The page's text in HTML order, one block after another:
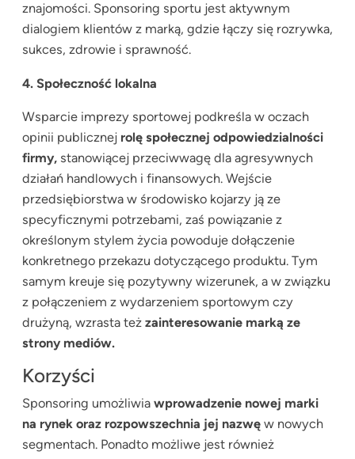
znajomości. Sponsoring sportu jest aktywnym
dialogiem klientów z marką, gdzie łączy się rozrywka,
sukces, zdrowie i sprawność.
4. Społeczność lokalna
Wsparcie imprezy sportowej podkreśla w oczach
opinii publicznej rolę społecznej odpowiedzialności
firmy, stanowiącej przeciwwagę dla agresywnych
działań handlowych i finansowych. Wejście
przedsiębiorstwa w środowisko kojarzy ją ze
specyficznymi potrzebami, zaś powiązanie z
określonym stylem życia powoduje dołączenie
konkretnego przekazu dotyczącego produktu. Tym
samym kreuje się pozytywny wizerunek, a w związku
z połączeniem z wydarzeniem sportowym czy
drużyną, wzrasta też zainteresowanie marką ze
strony mediów.
Korzyści
Sponsoring umożliwia wprowadzenie nowej marki
na rynek oraz rozpowszechnia jej nazwę w nowych
segmentach. Ponadto możliwe jest również